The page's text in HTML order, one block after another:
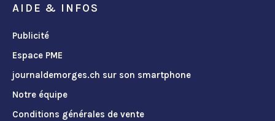
AIDE & INFOS
Publicité
Espace PME
journaldemorges.ch sur son smartphone
Notre équipe
Conditions générales de vente